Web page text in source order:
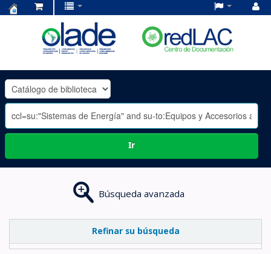
OLADE
-
Ir
Búsqueda avanzada
Refinar su búsqueda